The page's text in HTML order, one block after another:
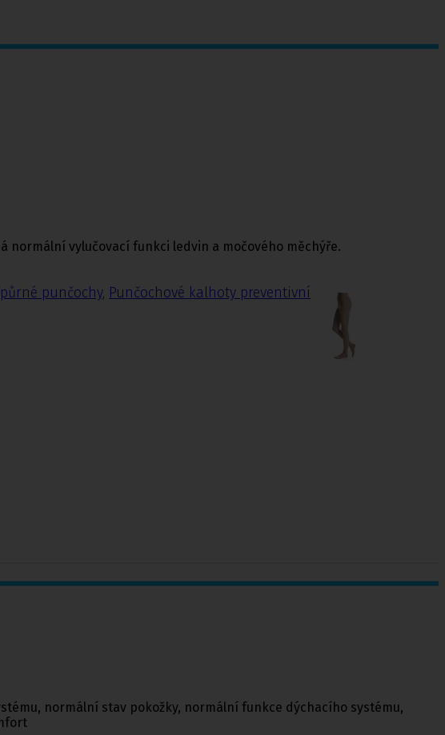
punčochy, Punčochové kalhoty preventivní
normální vylučovací funkci ledvin a močového měchýře.
normální stav pokožky, normální funkce dýchacího systému,